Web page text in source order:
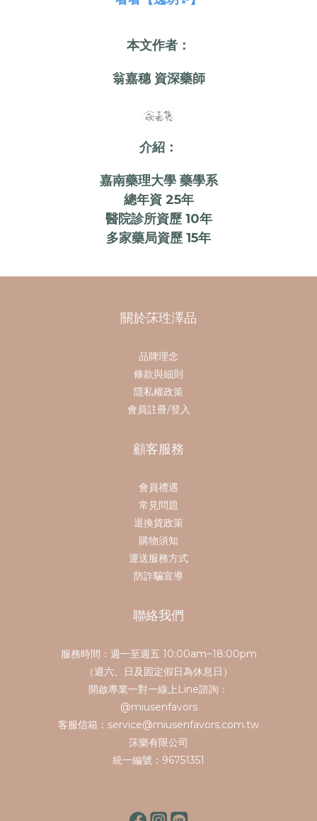
本文作者：
翁嘉穗 資深藥師
介紹：
嘉南藥理大學 藥學系
總年資 25年
醫院診所資歷 10年
多家藥局資歷 15年
關於莯珄澤品
品牌理念
條款與細則
隱私權政策
會員註冊/登入
顧客服務
會員禮遇
常見問題
退換貨政策
購物須知
運送服務方式
防詐騙宣導
聯絡我們
服務時間：週一至週五 10:00am~18:00pm
（週六、日及固定假日為休息日）
開啟專業一對一線上Line諮詢：
@miusenfavors
客服信箱：service@miusenfavors.com.tw
莯樂有限公司
統一編號：96751351